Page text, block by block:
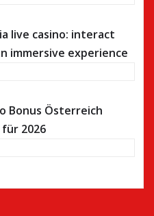
live casino: interact
immersive experience
Bonus Österreich
2026